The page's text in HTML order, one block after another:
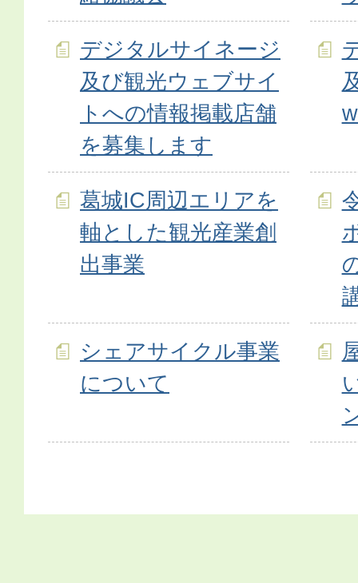
デジタルサイネージ
及び観光ウェブサイ
トへの情報掲載店舗
を募集します
葛城IC周辺エリアを
軸とした観光産業創
出事業
シェアサイクル事業
について